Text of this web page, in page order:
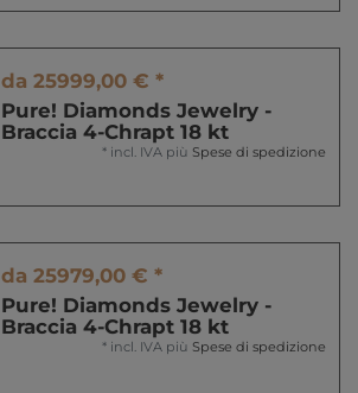
da 25999,00 € *
Pure! Diamonds Jewelry -
Braccia 4-Chrapt 18 kt
* incl. IVA più Spese di spedizione
da 25979,00 € *
Pure! Diamonds Jewelry -
Braccia 4-Chrapt 18 kt
* incl. IVA più Spese di spedizione